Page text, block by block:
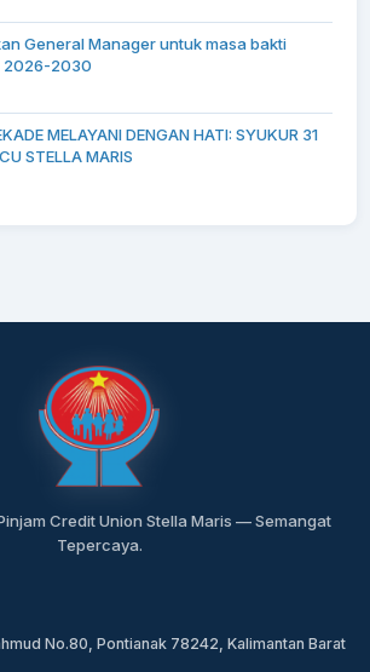
General Manager untuk masa bakti
2026-2030
MELAYANI DENGAN HATI: SYUKUR 31
STELLA MARIS
Credit Union Stella Maris — Semangat
Tepercaya.
No.80, Pontianak 78242, Kalimantan Barat